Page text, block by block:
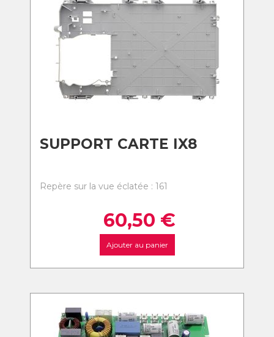
SUPPORT CARTE IX8
Repère sur la vue éclatée : 161
60,50 €
Ajouter au panier